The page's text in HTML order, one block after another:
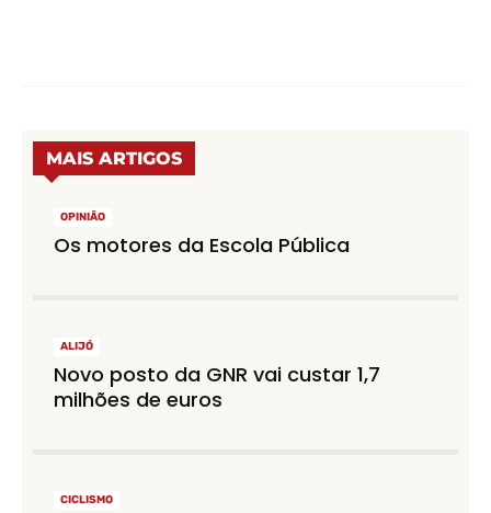
MAIS ARTIGOS
OPINIÃO
Os motores da Escola Pública
ALIJÓ
Novo posto da GNR vai custar 1,7
milhões de euros
CICLISMO